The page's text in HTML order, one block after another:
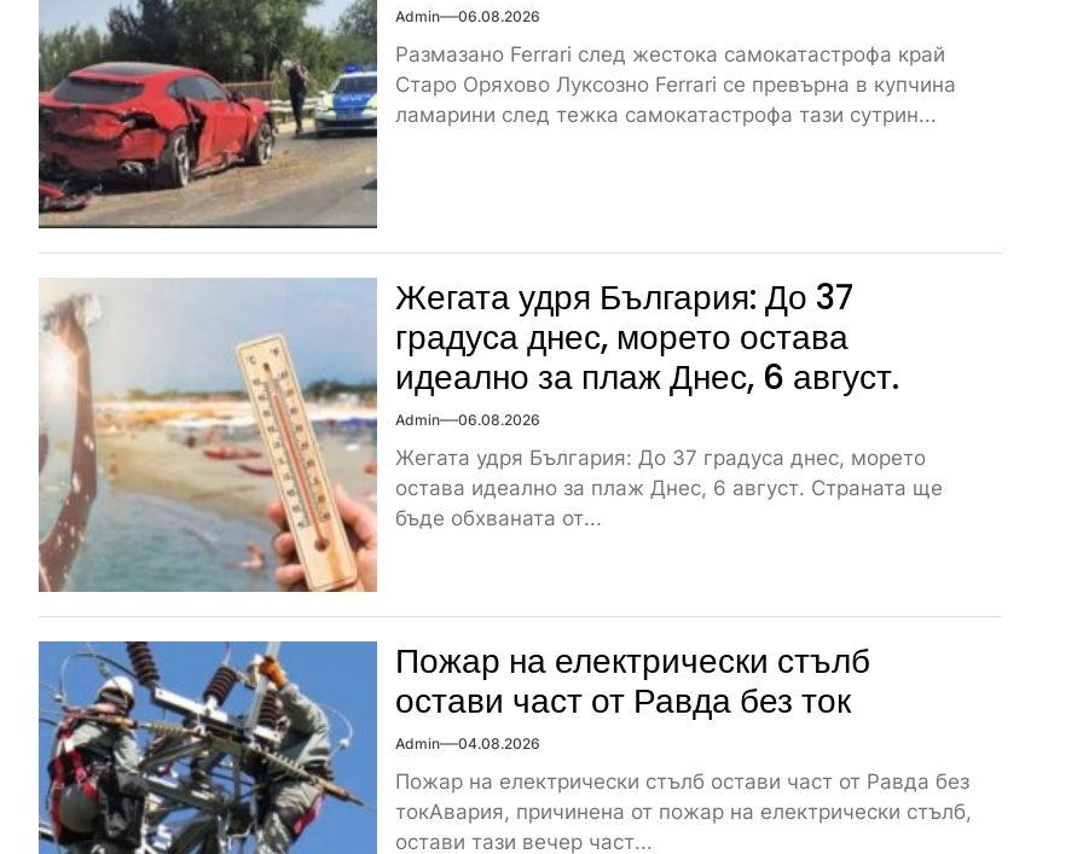
Admin 06.08.2026
Размазано Ferrari след жестока самокатастрофа край
Старо Оряхово Луксозно Ferrari се превърна в купчина
ламарини след тежка самокатастрофа тази сутрин...
Жегата удря България: До 37
градуса днес, морето остава
идеално за плаж Днес, 6 август.
Admin 06.08.2026
Жегата удря България: До 37 градуса днес, морето
остава идеално за плаж Днес, 6 август. Страната ще
бъде обхваната от...
Пожар на електрически стълб
остави част от Равда без ток
Admin 04.08.2026
Пожар на електрически стълб остави част от Равда без
токАвария, причинена от пожар на електрически стълб,
остави тази вечер част...